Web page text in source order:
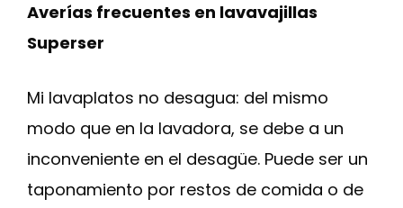
Averías frecuentes en lavavajillas
Superser
Mi lavaplatos no desagua: del mismo
modo que en la lavadora, se debe a un
inconveniente en el desagüe. Puede ser un
taponamiento por restos de comida o de